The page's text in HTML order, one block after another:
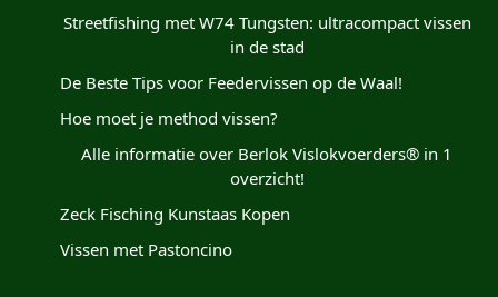
Streetfishing met W74 Tungsten: ultracompact vissen
in de stad
De Beste Tips voor Feedervissen op de Waal!
Hoe moet je method vissen?
Alle informatie over Berlok Vislokvoerders® in 1
overzicht!
Zeck Fisching Kunstaas Kopen
Vissen met Pastoncino